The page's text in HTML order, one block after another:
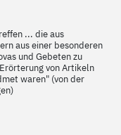
... die aus
aus einer besonderen
und Gebeten zu
von Artikeln
waren" (von der